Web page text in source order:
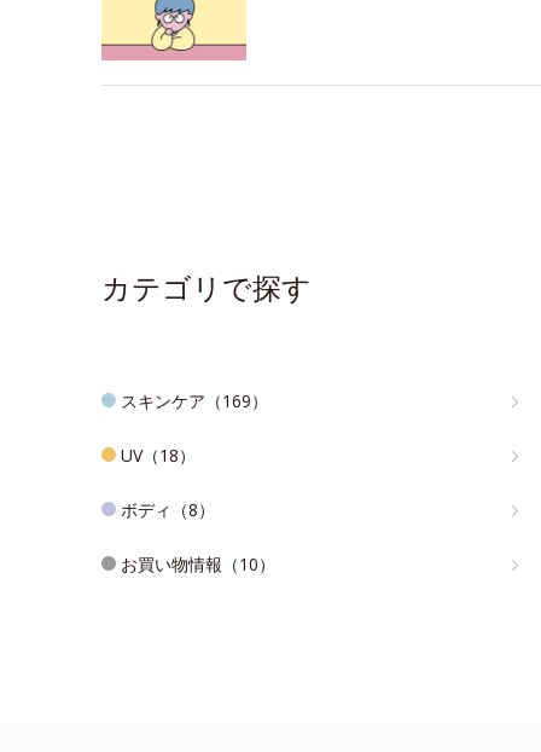
カテゴリで探す
スキンケア（169）
UV（18）
ボディ（8）
お買い物情報（10）